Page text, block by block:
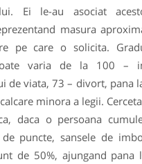
Ei le-au asociat
masura
pe care o solicita.
varia de la 100 –
de viata, 73 – divort, pana
minora a legii.
daca o persoana
puncte, sansele de
de 50%, ajungand pana